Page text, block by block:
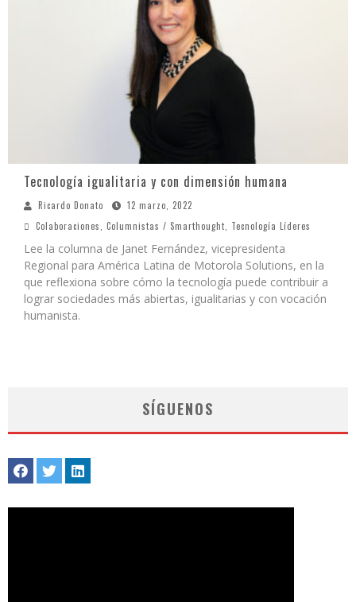
Tecnología igualitaria y con dimensión humana
Ricardo Donato
12 marzo, 2022
Colaboraciones
Columnistas / Smarthought Tecnología Líderes
Lee la columna de Janet Fernández, vicepresidenta
Regional para América Latina de Motorola Solutions, en la
que reflexiona sobre cómo la tecnología puede contribuir a
lograr sociedades más abiertas, igualitarias y con vocación
humanista.
SÍGUENOS